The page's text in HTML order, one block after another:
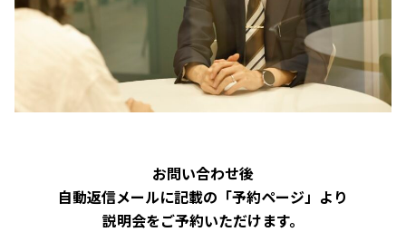
お問い合わせ後
自動返信メールに記載の「予約ページ」より
説明会をご予約いただけます。